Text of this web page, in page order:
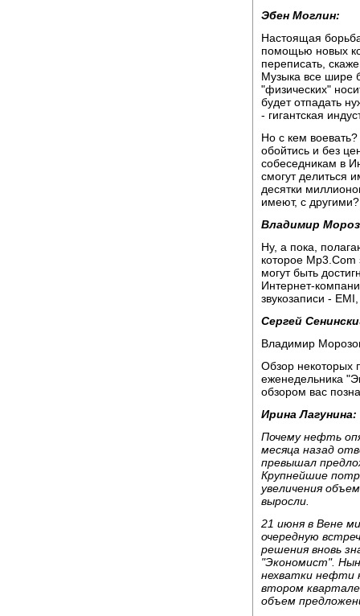
Эбен Моглин:
Настоящая
помощью новых
переписать,
Музыка все шире
"физических"
будет отпадать
- гигантская
Но с кем
обойтись и без
собеседникам в
смогут делиться
десятки
имеют, с
Владимир
Ну, а пока,
которое
могут быть
Интернет-
звукозаписи -
Сергей
Владимир
Обзор некоторых
еженедельника
обзором вас
Ирина Лагунина:
Почему нефть
месяца назад
превышал
Крупнейшие
увеличения
выросли.
21 июня в Вене
очередную
решения вновь
"Экономист".
нехватки нефти
втором
объем